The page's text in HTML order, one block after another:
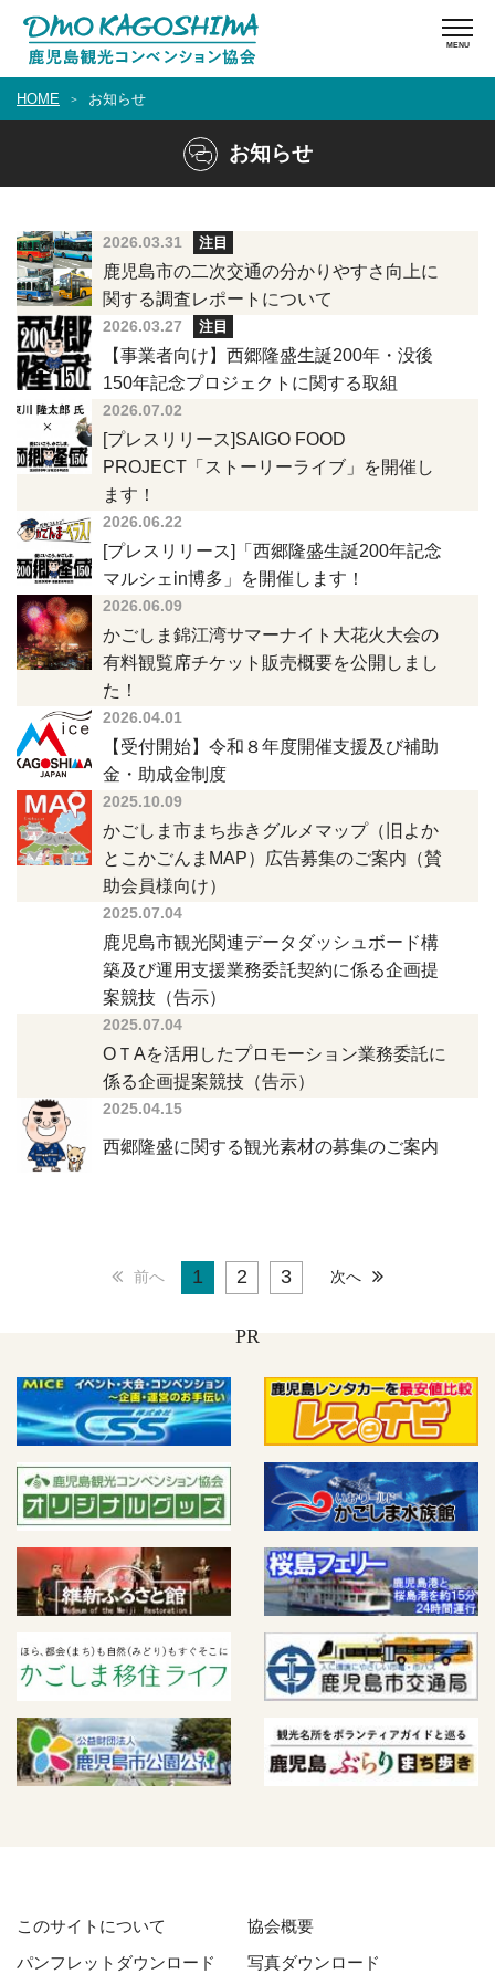
HOME お知らせ
お知らせ
2026.03.31 注目
鹿児島市の二次交通の分かりやすさ向上に
関する調査レポートについて
2026.03.27 注目
【事業者向け】西郷隆盛生誕200年・没後
150年記念プロジェクトに関する取組
2026.07.02
[プレスリリース]SAIGO FOOD
PROJECT「ストーリーライブ」を開催し
ます！
2026.06.22
[プレスリリース]「西郷隆盛生誕200年記念
マルシェin博多」を開催します！
2026.06.09
かごしま錦江湾サマーナイト大花火大会の
有料観覧席チケット販売概要を公開しまし
た！
2026.04.01
【受付開始】令和８年度開催支援及び補助
金・助成金制度
2025.10.09
かごしま市まち歩きグルメマップ（旧よか
とこかごんまMAP）広告募集のご案内（賛
助会員様向け）
2025.07.04
鹿児島市観光関連データダッシュボード構
築及び運用支援業務委託契約に係る企画提
案競技（告示）
2025.07.04
ОＴAを活用したプロモーション業務委託に
係る企画提案競技（告示）
2025.04.15
西郷隆盛に関する観光素材の募集のご案内
前へ 1 2 3 次へ
PR
このサイトについて
協会概要
パンフレットダウンロード
写真ダウンロード